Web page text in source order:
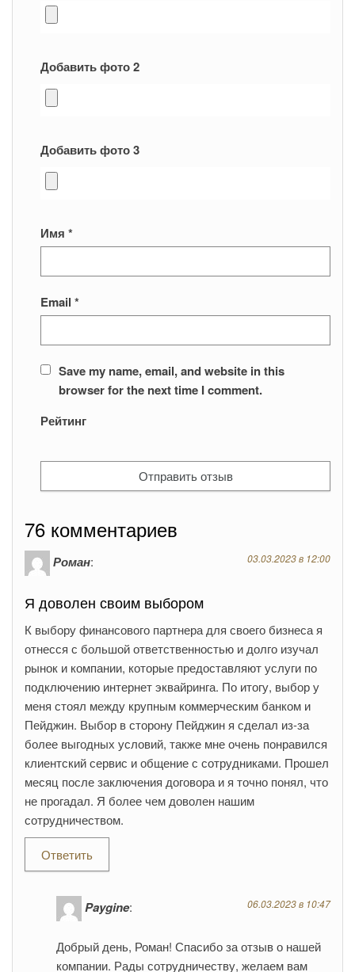
Добавить фото 2
Добавить фото 3
Имя *
Email *
Save my name, email, and website in this
browser for the next time I comment.
Рейтинг
76 комментариев
Роман: 03.03.2023 в 12:00
Я доволен своим выбором
К выбору финансового партнера для своего бизнеса я
отнесся с большой ответственностью и долго изучал
рынок и компании, которые предоставляют услуги по
подключению интернет эквайринга. По итогу, выбор у
меня стоял между крупным коммерческим банком и
Пейджин. Выбор в сторону Пейджин я сделал из-за
более выгодных условий, также мне очень понравился
клиентский сервис и общение с сотрудниками. Прошел
месяц после заключения договора и я точно понял, что
не прогадал. Я более чем доволен нашим
сотрудничеством.
Ответить
Paygine: 06.03.2023 в 10:47
Добрый день, Роман! Спасибо за отзыв о нашей
компании. Рады сотрудничеству, желаем вам